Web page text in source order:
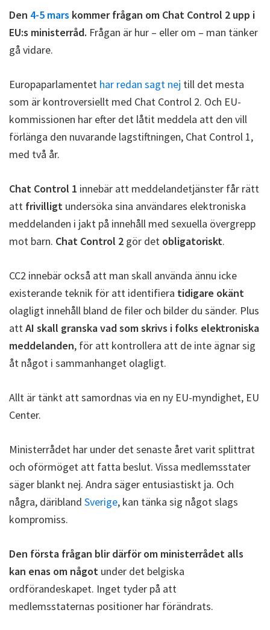
Den 4-5 mars kommer frågan om Chat Control 2 upp i
EU:s ministerråd. Frågan är hur – eller om – man tänker
gå vidare.
Europaparlamentet har redan sagt nej till det mesta
som är kontroversiellt med Chat Control 2. Och EU-
kommissionen har efter det låtit meddela att den vill
förlänga den nuvarande lagstiftningen, Chat Control 1,
med två år.
Chat Control 1 innebär att meddelandetjänster får rätt
att frivilligt undersöka sina användares elektroniska
meddelanden i jakt på innehåll med sexuella övergrepp
mot barn. Chat Control 2 gör det obligatoriskt.
CC2 innebär också att man skall använda ännu icke
existerande teknik för att identifiera tidigare okänt
olagligt innehåll bland de filer och bilder du sänder. Plus
attAI skall granska vad som skrivs i folks elektroniska
meddelanden, för att kontrollera att de inte ägnar sig
åt något i sammanhanget olagligt.
Allt är tänkt att samordnas via en ny EU-myndighet, EU
Center.
Ministerrådet har under det senaste året varit splittrat
och oförmöget att fatta beslut. Vissa medlemsstater
säger blankt nej. Andra säger entusiastiskt ja. Och
några, däribland Sverige, kan tänka sig något slags
kompromiss.
Den första frågan blir därför om ministerrådet alls
kan enas om något under det belgiska
ordförandeskapet. Inget tyder på att
medlemsstaternas positioner har förändrats.